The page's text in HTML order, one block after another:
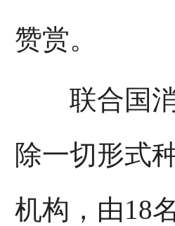
赞赏。
联合国消
除一切形式
机构，由18